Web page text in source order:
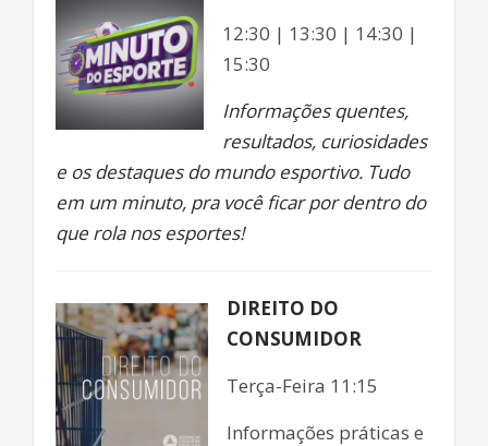
12:30 | 13:30 | 14:30 |
15:30
Informações quentes,
resultados, curiosidades
e os destaques do mundo esportivo. Tudo
em um minuto, pra você ficar por dentro do
que rola nos esportes!
DIREITO DO
CONSUMIDOR
Terça-Feira 11:15
Informações práticas e